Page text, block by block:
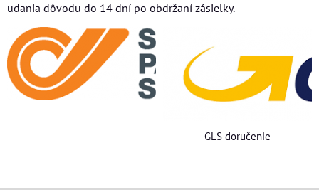
udania dôvodu do 14 dní po obdržaní zásielky.
GLS doručenie